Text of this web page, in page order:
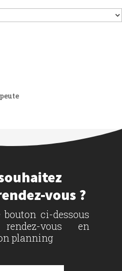
vous ?
ci-dessous
vous en
planning